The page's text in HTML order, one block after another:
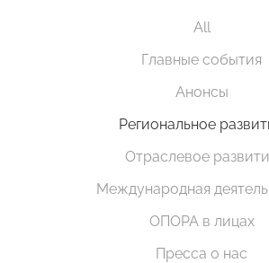
All
Главные события
Анонсы
Региональное
Отраслевое
Международная
ОПОРА в лицах
Пресса о нас